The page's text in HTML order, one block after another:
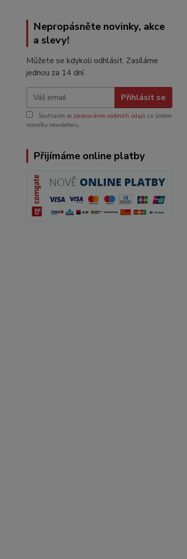
Nepropásněte novinky, akce
a slevy!
Můžete se kdykoli odhlásit. Zasíláme
jednou za 14 dní.
Přihlásit se
Souhlasím se zpracováním osobních údajů za účelem
rozesílky newsletteru.
Přijímáme online platby